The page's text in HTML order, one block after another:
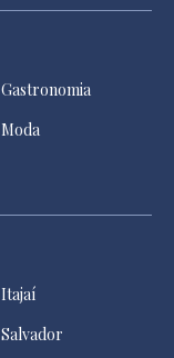
Gastronomia
Moda
Itajaí
Salvador